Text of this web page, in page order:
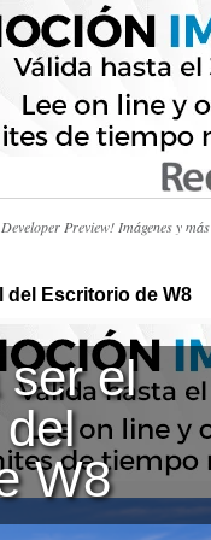
Preview! Imágenes y más
el
W8
del Escritorio de W8